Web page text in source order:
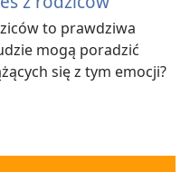
to prawdziwa
mogą poradzić
się z tym emocji?